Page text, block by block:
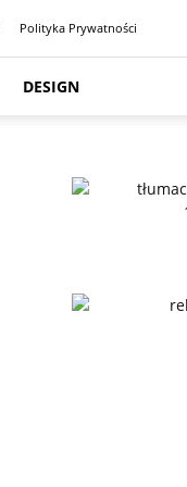
Polityka Prywatności
DESIGN